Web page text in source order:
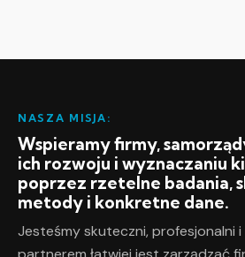
NASZA MISJA:
Wspieramy firmy,
ich rozwoju i wyznaczaniu
poprzez rzetelne badania,
metody i konkretne dane.
Jesteśmy skuteczni, profesjonalni